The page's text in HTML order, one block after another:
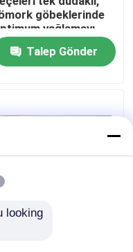
göbeklerinde
yağlamayı
ve kir
önlemek için
tasarlanmıştır
Talep Gönder
looking